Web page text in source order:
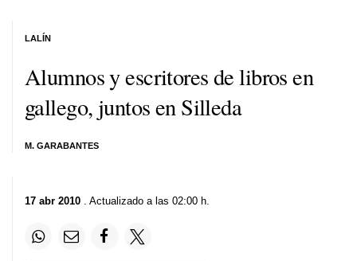
Alumnos y escritores de libros en
gallego, juntos en Silleda
M. GARABANTES
LALÍN
17 abr 2010 . Actualizado a las 02:00 h.